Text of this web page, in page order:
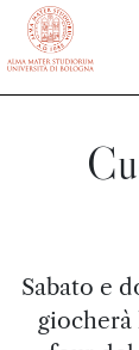
vai al contenuto
Sabato e
giocherà